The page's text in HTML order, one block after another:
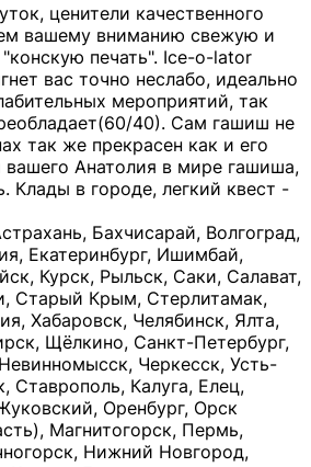
ценители качественного
вашему вниманию свежую и
печать". Ice-o-lator
вас точно неслабо, идеально
мероприятий, так
40). Сам гашиш не
так же прекрасен как и его
вашего Анатолия в мире гашиша,
Клады в городе, легкий квест -
Устюг, Вельск, Венёв, Верещагино, Верхнеуральск, Верхний Уфалей, Верхняя Салда, Верхняя Тура, Весьегонск, Вилючинск, Вихоревка, Вичуга, Владикавказ, Волгодонск, Волгореченск, Володарск, Волосово, Волчанск, Вольск, Воркута, Ворсма, Всеволожск (Ленинградская область), Вуктыл, Выкса, Высоковск, Высоцк, Вытегра, Вышний Волочёк, Вяземский, Вязники, Вятские Поляны, Нея, Шилка, Гаврилов Посад, Гаврилов-Ям, Гай, Галич, Гдов, Голицыно, Горно-Алтайск, Горнозаводск, Горняк, Городец, Гороховец, Гремячинск, Грозный, Грязи, Грязовец, Губкинский, Гуково, Гулькевичи, Гурьевск (Калининградская область), Гурьевск (Кемеровская область), Гусев, Гусь-Хрустальный, Давлеканово, Далматово, Дальнегорск, Дегтярск, Дедовск, Демидов, Дербент, Десногорск, Дзержинск, Дзержинский (Московская область), Дивногорск, Димитровград, Дмитровск, Дно, Добрянка, Долинск, Домодедово, Донецк (ДНР), Дорогобуж, Дрезна, Дубна, Дудинка, Духовщина, Дятьково, Егорьевск, Елабуга, Елизово, Ельня (Будет изменено название), Емва, Енисейск, Ермолино, Ершов, Ессентуки, Ефремов, Железноводск, Железногорск (Красноярский край), Железногорск (Курская область), Железногорск-Илимский, Жигулёвск, Жиздра, Жирновск, Жуков, Жуковка, Заводоуковск, Заволжск, Задонск, Заинск, Заозёрный, Заозёрск, Западная Двина, Заполярный, Зарайск, Заречный (Пензенская область), Заречный (Свердловская область), Заринск, Звенигово, Зверево, Зеленогорск ( Ленинградская обл. ), Зеленоградск, Зеленодольск, Зеленокумск, Зерноград, Зима, Змеиногорск, Зубцов, Ивангород, Иваново, Ивдель, Избербаш, Изобильный, Иланский, Инза, Инкерман, Инта, Ипатово, Искитим, Йошкар-Ола, Кадников, Калач, Калач-на-Дону, Калининск, Калтан, Калязин, Камбарка, Каменка (Пензенская область), Каменногорск (Ленинградская область), Каменск-Уральский, Каменск-Шахтинский, Камень-на-Оби, Камешково, Камышин, Канаш, Кандалакша, Карабаново, Карабаш, Карачаевск, Каргат, Каргополь, Карпинск, Карталы, Касимов, Касли, Каспийск, Катав-Ивановск, Катайск, Качканар, Кашин, Кашира, Кемерово, Кемь, Кизел, Кизилюрт, Кизляр, Кимовск, Кимры, Кингисепп, Кинель, Киреевск, Киренск, Киржач, Кириши, Кирово-Чепецк, Кировск (Ленинградская область), Кировск (Мурманская область), Кирсанов, Киселёвск, Кисловодск, Климовск, Клинцы, Княгинино, Ковдор, Ковров, Когалым, Козельск, Козьмодемьянск, Кола, Кологрив, Колпашево, Колпино, Кольчугино, Комсомольск, Комсомольск-на-Амуре, Конаково, Кондопога, Кондрово, Константиновск, Кораблино, Кореновск, Корсаков, Коряжма, Костерёво, Костомукша, Котельники, Котельниково, Котельнич, Котлас, Котовск, Кохма, Красноармейск (Московская область), Краснозаводск, Краснознаменск (Московская область), Краснокаменск, Краснослободск (Волгоградская область), Краснотурьинск, Красноуральск, Красный Сулин, Кремёнки, Кропоткин, Кубинка, Кувшиново (Тверская область), Кудрово, Кулебаки, Кумертау, Курлово, Куровское, Куртамыш, Курчатов, Куса, Кушва, Кыштым, Лабытнанги, Лагань, Лаишево (Республика Татарстан), Лакинск, Лангепас, Лахденпохья, Ленинск-Кузнецкий, Ленск (Республика Саха), Лермонтов (Ставропольский край), Лесозаводск (Приморский край), Лесосибирск, Ливны (Орловская область), Ликино-Дулёво, Липки (Тульская область), Лиски (Воронежская область), Лихославль, Лодейное Поле, Ломоносов (Санкт-Петербург), Лосино-Петровский, Лукоянов, Луховицы, Лыткарино, Любань (Ленинградская область), Любим, Людиново, Магас, Майский, Макаров, Малая Вишера, Малгобек, Мамадыш, Мамоново, Мантурово, Маркс, Махачкала, Мглин, Мегион, Медвежьегорск, Медногорск, Медынь, Меленки, Мелеуз, Менделеевск, Мещовск, Микунь, Миллерово, Минусинск, Миньяр, Мирный (Архангельская область), Мирный (Якутия), Михайловка (Город), Михайловск (Свердловская область), Михайловск (Ставропольский край), Могоча, Можга, Моздок, Мончегорск, Морозовск, Моршанск, Мосальск, Муравленко, Мурино, Муром, Мценск, Мыски, Набережные Челны, Навашино (Нижегородская область), Назарово (Красноярский край), Назрань, Нальчик, Наро-Фоминск, Нарткала, Нарьян-Мар, Находка, Невель (Псковская область), Невельск, Невьянск, Нелидово (Тверская область), Неман, Нерехта (Костромская область), Нерюнгри, Нестеров, Нефтегорск (Самарская область), Нефтекумск, Нижневартовск, Нижнекамск (Республика Татарстан), Нижнеудинск, Нижние Серги, Нижний Ломов, Нижняя Тура, Николаевск-на-Амуре, Никольск (Вологодская область), Никольск (Пензенская область), Новая Ладога, Новая Ляля, Новоалександровск, Новоалтайск, Нововоронеж, Новодвинск, Новозыбков, Новокубанск, Новокуйбышевск, Новомичуринск, Новопавловск, Новоржев, Новосокольники, Новотроицк, Новоульяновск, Новоуральск, Новохопёрск, Новочебоксарск, Новошахтинск, Новый Оскол, Новый Уренгой, Норильск, Нурлат, Нягань, Нязепетровск, Няндома, Облучье, Обоянь, Озёрск (Калининградская область), Озёрск (Челябинская область), Озёры, Октябрьск (Самарская область), Октябрьский (Башкортостан), Окуловка (Новгородская область), Оленегорск, Олонец, Онега, Опочка, Осинники, Осташков, Остров, Острогожск, Отрадный, Оха, Павлово, Павловск (Воронежская область), Павловск (Санкт-Петербург), Павловский Посад, Партизанск, Певек, Пенза, Первоуральск, Перевоз, Пересвет, Переславль-Залесский, Пестово (Новгородская область), Петрозаводск, Петропавловск-Камчатский, Печоры, Пикалёво, Пионерский, Питкяранта, Плавск, Плёс, Подпорожье, Покачи, Покров, Покровск, Полесск, Полысаево, Полярные Зори, Полярный, Поронайск, Порхов, Похвистнево, Почеп, Починок, Пошехонье, Правдинск, Приморск (Калининградская область), Приморско-Ахтарск, Приозерск, Прокопьевск, Протвино, Прохладный, Пугачёв, Пудож, Пустошка, Пушкино, Пущино, Пыталово, Радужный (Владимирская область), Радужный (Ханты-Мансийский АО), Райчихинск, Раменское, Рассказово, Ревда, Реж, Реутов, Родники, Россошь, Ростов (Ярославская обл.), Рошаль, Ртищево, Рубцовск, Рузаевка, Рыбинск, Рыбное, Ряжск, Салехард, Сальск, Саранск, Сарапул, Саров, Сасово, Сатка, Сафоново, Саяногорск, Саянск, Светлогорск, Светлоград, Светлый, Светогорск (Ленинградская область), Свободный, Себеж, Северобайкальск, Северодвинск, Североуральск, Сегежа, Семикаракорск, Сенгилей, Серафимович, Сергач, Сергиев Посад, Сердобск, Сертолово (Ленинградская область), Сестрорецк (Ленинградская область), Сибай, Скопин, Славгород, Сланцы, Слободской, Слюдянка, Собинка, Советск (Кировская область), Советск (Калининградская область), Советск (Тульская область), Советская Гавань, Советский (Ханты-Мансийский АО), Сокол (Вологодская область), Солигалич, Соль-Илецк, Сольцы, Сортавала, Сосенский, Сосновоборск, Сосновый Бор (Ленинградская область), Сосногорск, Спас-Клепики, Спасск-Рязанский, С